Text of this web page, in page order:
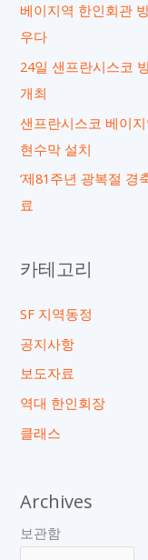
자
내
역
(2023
1
월
1
일
년
31
일)
베이지역 한인회관
우다
24일 샌프란시스코
개최
샌프란시스코 베이
현수막 설치
‘제81주년 광복절 경
료
카테고리
SF 지역동정
공지사항
보도자료
역대 한인회장
클래스
Archives
보관함